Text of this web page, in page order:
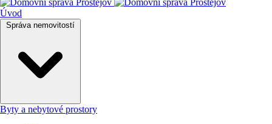
Úvod
Správa nemovitostí
Byty a nebytové prostory